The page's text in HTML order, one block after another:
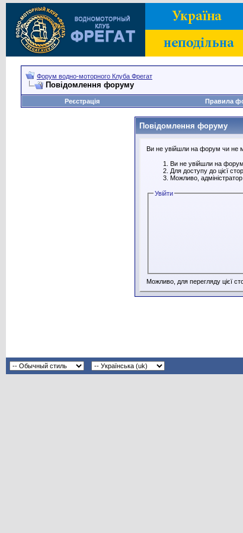
Форум водно-моторного Клуба Фрегат
Повідомлення форуму
Реєстрація
Правила
Повідомлення форуму
Ви не увійшли на форум чи не
Ви не увійшли на
Для доступу до цієї
Можливо,
Увійти
Можливо, для перегляду цієї